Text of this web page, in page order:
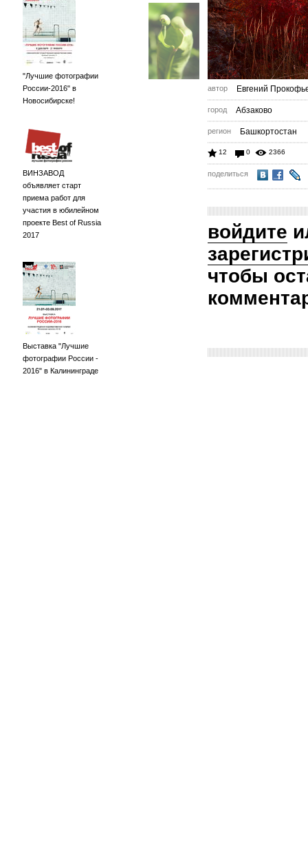
"Лучшие фотографии
России-2016" в
Новосибирске!
ВИНЗАВОД
объявляет старт
приема работ для
участия в юбилейном
проекте Best of Russia
2017
Выставка "Лучшие
фотографии России -
2016" в Калининграде
автор Евгений
город Абзаково
регион Башкортостан
12 0 2366
поделиться
войдите
чтобы